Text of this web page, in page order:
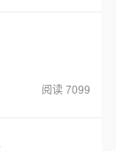
阅读 7099